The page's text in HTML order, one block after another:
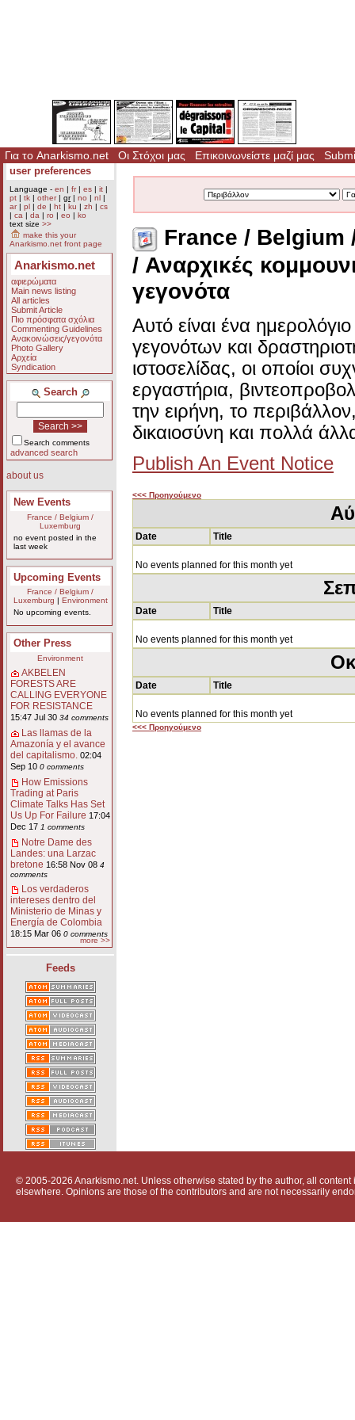
Για το Anarkismo.net Οι Στόχοι μας Επικοινωνείστε μαζί μας
user preferences
Language - en | fr| es | it |
pt | tk | other| gr| no | nl |
ar| pl | de | ht | ku | zh | cs
| ca | da | ro | eo | ko
text size >>
make this your
Anarkismo.net front page
Anarkismo.net
αφιερώματα
Main news listing
All articles
Submit Article
Πιο πρόσφατα σχόλια
Commenting Guidelines
Ανακοινώσεις/γεγονότα
Photo Gallery
Αρχεία
Syndication
Search
Search comments
advanced search
about us
New Events
France / Belgium /
Luxemburg
no event posted in the
last week
Upcoming Events
France / Belgium /
Luxemburg
Environment
No upcoming events.
Other Press
Environment
AKBELEN
FORESTS ARE
CALLING EVERYONE
FOR RESISTANCE
15:47 Jul 30 34 comments
Las llamas de la
Amazonía y el avance
del capitalismo. 02:04
Sep 10 0 comments
How Emissions
Trading at Paris
Climate Talks Has Set
Us Up For Failure 17:04
Dec 17 1 comments
Notre Dame des
Landes: una Larzac
bretone 16:58 Nov 08 4
comments
Los verdaderos
intereses dentro del
Ministerio de Minas y
Energía de Colombia
18:15 Mar 06 0 comments
more >>
Feeds
France / Belgium
/ Αναρχικές
γεγονότα
Αυτό είναι ένα
γεγονότων και
ιστοσελίδας, οι οποίοι
εργαστήρια,
την ειρήνη, το
δικαιοσύνη και πολλά
Publish An Event Notice
<<< Προηγούμενο
Date Title
No events planned for this month yet
Date Title
No events planned for this month yet
Date Title
No events planned for this month yet
<<< Προηγούμενο
© 2005-2026 Anarkismo.net. Unless otherwise stated by the author, all
elsewhere. Opinions are those of the contributors and are not necessarily